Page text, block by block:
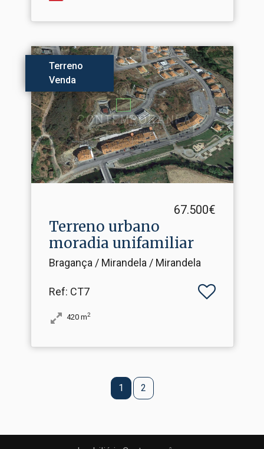
Terreno
Venda
67.500€
Terreno urbano
moradia unifamiliar
Bragança / Mirandela / Mirandela
Ref: CT7
420 m2
1 2